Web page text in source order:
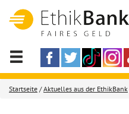
Startseite /Aktuelles aus der EthikBank